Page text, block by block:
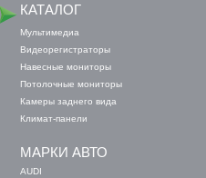
КАТАЛОГ
МАРКИ АВТО
Мультимедиа
Видеорегистраторы
Навесные мониторы
Потолочные мониторы
Камеры заднего вида
Климат-панели
AUDI